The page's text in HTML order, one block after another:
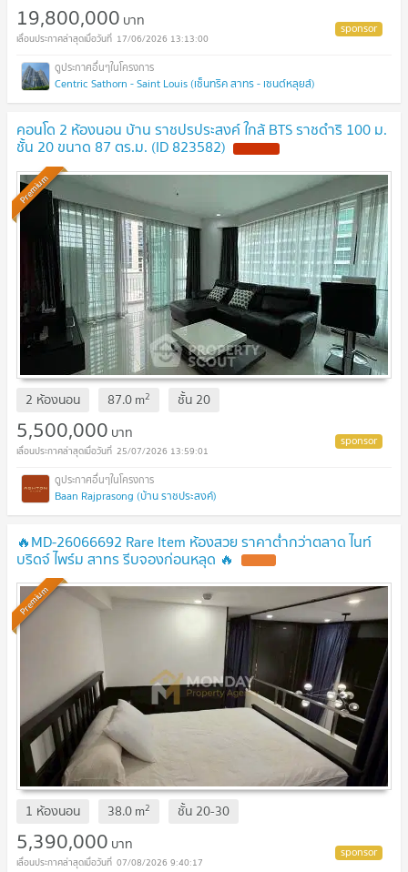
19,800,000 บาท
17/06/2026 13:13:00
Centric Sathorn - Saint Louis (เซ็นทริค สาทร - เซนต์หลุยส์)
คอนโด 2 ห้องนอน บ้าน ราชปรประสงค์ ใกล้ BTS ราชดำริ 100 ม.
ชั้น 20 ขนาด 87 ตร.ม. (ID 823582)
Premium
2 ห้องนอน 87.0m2 ชั้น 20
5,500,000 บาท
25/07/2026 13:59:01
Baan Rajprasong (บ้าน ราชประสงค์)
🔥MD-26066692 Rare Item ห้องสวย ราคาต่ำกว่าตลาด ไนท์
บริดจ์ ไพร์ม สาทร รีบจองก่อนหลุด 🔥
Premium
1 ห้องนอน 38.0m2 ชั้น 20-30
5,390,000 บาท
07/08/2026 9:40:17